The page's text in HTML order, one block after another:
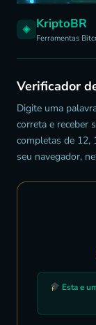
KriptoBR
Ferramentas
Verificador
Digite uma
correta e receber
completas de 12,
seu navegador,
Esta e